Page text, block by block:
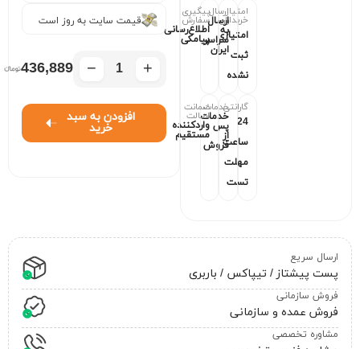
امتیاز
خریداران
امتیازی
ثبت
نشده
ارسال
ارسال
به
سراسر
ایران
پیگیری
سفارش
اطلاع‌رسانی
پیامکی
گارانتی
24
ساعت
مهلت
تست
خدمات
خدمات
پس
از
فروش
ضمانت
اصالت
واردکننده
مستقیم
قیمت سایت به روز است
+
−
436,889
افزودن به سبد
خرید
ارسال سریع
پست پیشتاز / تیپاکس / باربری
فروش سازمانی
فروش عمده و سازمانی
مشاوره تخصصی